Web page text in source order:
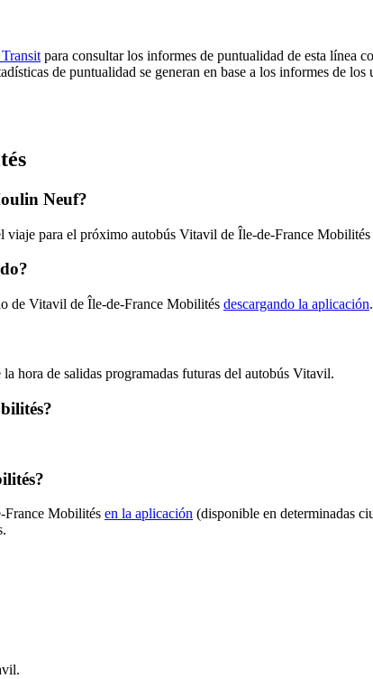
para consultar los informes de puntualidad de esta línea
de puntualidad se generan en base a los informes de los
Neuf?
para el próximo autobús Vitavil de Île-de-France Mobilités
de Vitavil de Île-de-France Mobilités descargando la aplicación.
la hora de salidas programadas futuras del autobús Vitavil.
France Mobilités en la aplicación (disponible en determinadas